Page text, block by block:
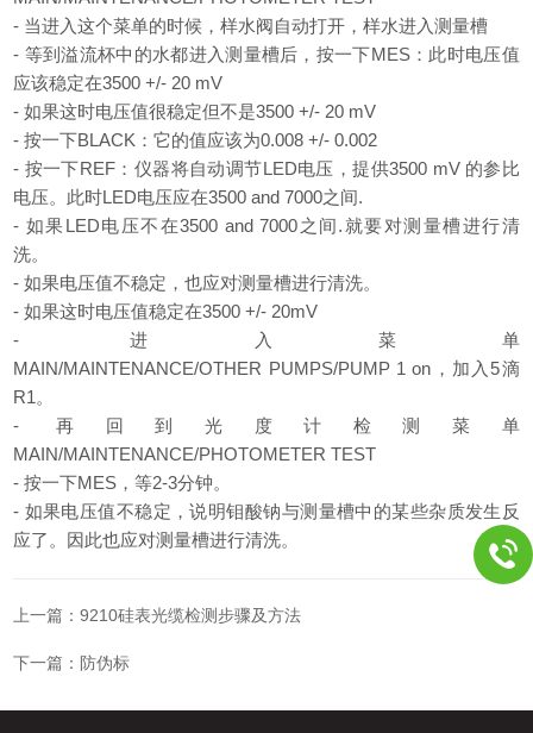
- 当进入这个菜单的时候，样水阀自动打开，样水进入测量槽
- 等到溢流杯中的水都进入测量槽后，按一下MES：此时电压值
应该稳定在3500 +/- 20 mV
- 如果这时电压值很稳定但不是3500 +/- 20 mV
- 按一下BLACK：它的值应该为0.008 +/- 0.002
- 按一下REF：仪器将自动调节LED电压，提供3500 mV 的参比
电压。此时LED电压应在3500 and 7000之间.
- 如果LED电压不在3500 and 7000之间.就要对测量槽进行清
洗。
- 如果电压值不稳定，也应对测量槽进行清洗。
- 如果这时电压值稳定在3500 +/- 20mV
- 进入菜单
MAIN/MAINTENANCE/OTHER PUMPS/PUMP 1 on，加入5滴
R1。
- 再回到光度计检测菜单
MAIN/MAINTENANCE/PHOTOMETER TEST
- 按一下MES，等2-3分钟。
- 如果电压值不稳定，说明钼酸钠与测量槽中的某些杂质发生反
应了。因此也应对测量槽进行清洗。
上一篇：9210硅表光缆检测步骤及方法
下一篇： 防伪标